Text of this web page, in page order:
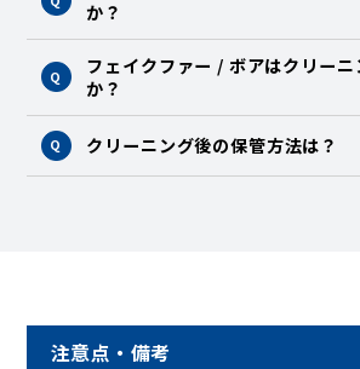
か？
Q
フェイクファー / ボアはクリーニ
か？
Q クリーニング後の保管方法は？
注意点・備考